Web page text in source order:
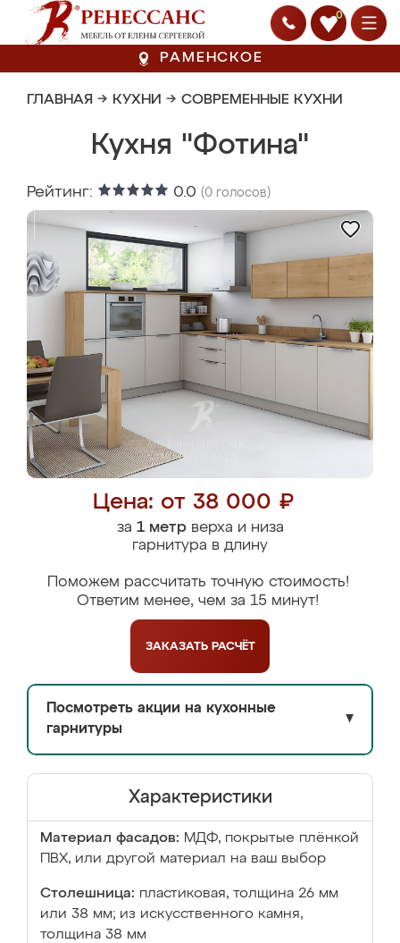
0
РАМЕНСКОЕ
ГЛАВНАЯ → КУХНИ → СОВРЕМЕННЫЕ КУХНИ
Кухня "Фотина"
Рейтинг: 0.0 (0 голосов)
Цена: от 38 000 ₽
за 1 метрверха и низа
гарнитура в длину
Поможем рассчитать точную стоимость!
Ответим менее, чем за 15 минут!
ЗАКАЗАТЬ РАСЧЁТ
Посмотреть акции на кухонные
гарнитуры
▼
Характеристики
Материал фасадов: МДФ, покрытые плёнкой
ПВХ, или другой материал на ваш выбор
Столешница: пластиковая, толщина 26 мм
или 38 мм; из искусственного камня,
толщина 38 мм